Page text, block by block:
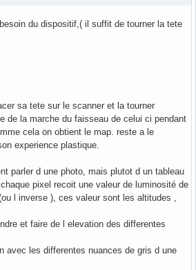
du dispositif,( il suffit de tourner la tete
sa tete sur le scanner et la tourner
de la marche du faisseau de celui ci pendant
cela on obtient le map. reste a le
experience plastique.
parler d une photo, mais plutot d un tableau
pixel recoit une valeur de luminosité de
l inverse ), ces valeur sont les altitudes ,
et faire de l elevation des differentes
avec les differentes nuances de gris d une